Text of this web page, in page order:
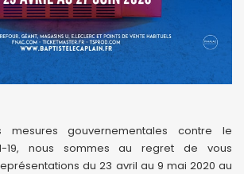
mesures gouvernementales contre le
19, nous sommes au regret de vous
du 23 avril au 9 mai 2020 au